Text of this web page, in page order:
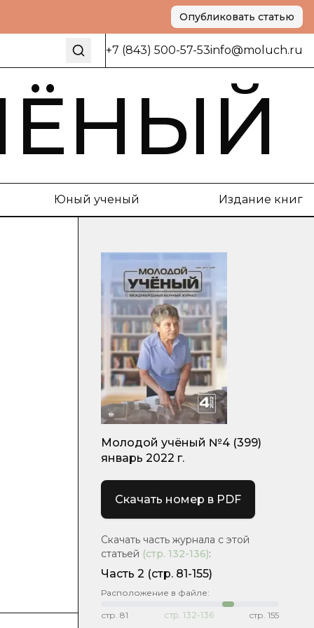
Опубликовать статью
+7 (843) 500-57-53info@moluch.ru
Юный ученый Издание книг
Молодой учёный №4 (399)
январь 2022 г.
Скачать номер в PDF
Скачать часть журнала с этой
статьей (стр. 132-136):
Часть 2 (стр. 81-155)
Расположение в файле:
стр. 81 стр. 132-136 стр. 155